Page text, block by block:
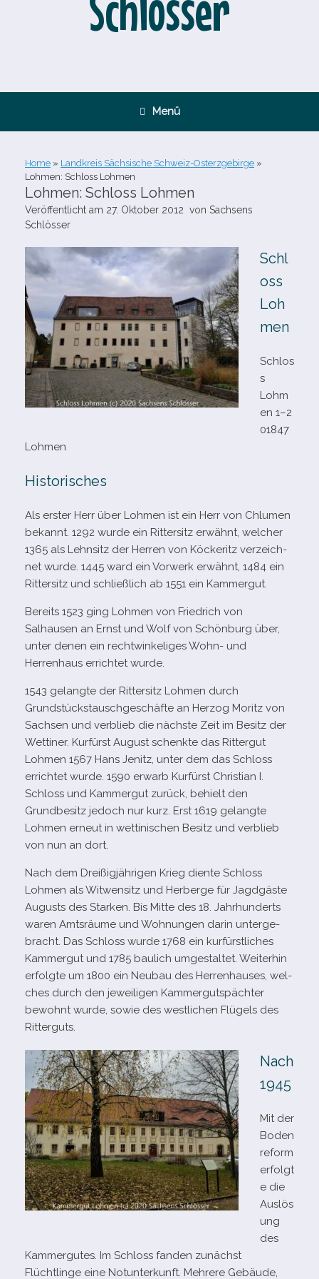
Menü
Home » Landkreis Sächsische Schweiz-Osterzgebirge »
Lohmen: Schloss Lohmen
Lohmen: Schloss Lohmen
Veröffentlicht am 27. Oktober 2012 von Sachsens
Schlösser
Schl
oss
Loh
men
Schlos
s
Lohm
en 1–2
01847
Lohmen
Historisches
Als ers­ter Herr über Lohmen ist ein Herr von Chlumen
bekannt. 1292 wurde ein Rittersitz erwähnt, wel­cher
1365 als Lehnsitz der Herren von Köckeritz ver­zeich­
net wurde. 1445 ward ein Vorwerk erwähnt, 1484 ein
Rittersitz und schließ­lich ab 1551 ein Kammergut.
Bereits 1523 ging Lohmen von Friedrich von
Salhausen an Ernst und Wolf von Schönburg über,
unter denen ein recht­win­ke­li­ges Wohn- und
Herrenhaus errich­tet wurde.
1543 gelangte der Rittersitz Lohmen durch
Grundstückstauschgeschäfte an Herzog Moritz von
Sachsen und ver­blieb die nächste Zeit im Besitz der
Wettiner. Kurfürst August schenkte das Rittergut
Lohmen 1567 Hans Jenitz, unter dem das Schloss
errich­tet wurde. 1590 erwarb Kurfürst Christian I.
Schloss und Kammergut zurück, behielt den
Grundbesitz jedoch nur kurz. Erst 1619 gelangte
Lohmen erneut in wet­ti­ni­schen Besitz und ver­blieb
von nun an dort.
Nach dem Dreißigjährigen Krieg diente Schloss
Lohmen als Witwensitz und Herberge für Jagdgäste
Augusts des Starken. Bis Mitte des 18. Jahrhunderts
waren Amtsräume und Wohnungen darin unter­ge­
bracht. Das Schloss wurde 1768 ein kur­fürst­li­ches
Kammergut und 1785 bau­lich umge­stal­tet. Weiterhin
erfolgte um 1800 ein Neubau des Herrenhauses, wel­
ches durch den jewei­li­gen Kammergutspächter
bewohnt wurde, sowie des west­li­chen Flügels des
Ritterguts.
Nach
1945
Mit der
Boden
reform
erfolgt
e die
Auslös
ung
des
Kammergutes. Im Schloss fan­den zunächst
Flüchtlinge eine Notunterkunft. Mehrere Gebäude,